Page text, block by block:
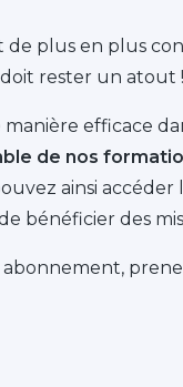
de plus en plus
rester un atout !
efficace
de nos
ainsi
bénéficier des